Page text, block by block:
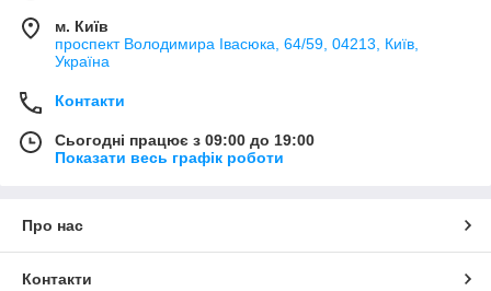
м. Київ
проспект Володимира Івасюка, 64/59, 04213, Київ,
Україна
Контакти
Сьогодні працює з 09:00 до 19:00
Показати весь графік роботи
Про нас
Контакти